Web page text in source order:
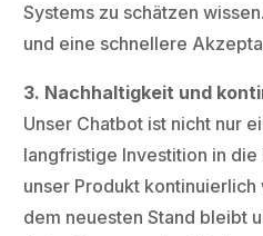
Systems zu schätzen
und eine schnellere
3. Nachhaltigkeit und
Unser Chatbot ist nicht nur
langfristige Investition in
unser Produkt
dem neuesten Stand bleibt